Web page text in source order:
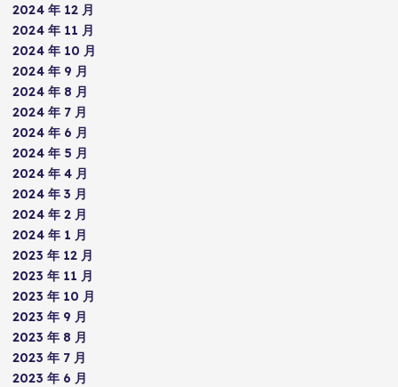
2024 年 12 月
2024 年 11 月
2024 年 10 月
2024 年 9 月
2024 年 8 月
2024 年 7 月
2024 年 6 月
2024 年 5 月
2024 年 4 月
2024 年 3 月
2024 年 2 月
2024 年 1 月
2023 年 12 月
2023 年 11 月
2023 年 10 月
2023 年 9 月
2023 年 8 月
2023 年 7 月
2023 年 6 月